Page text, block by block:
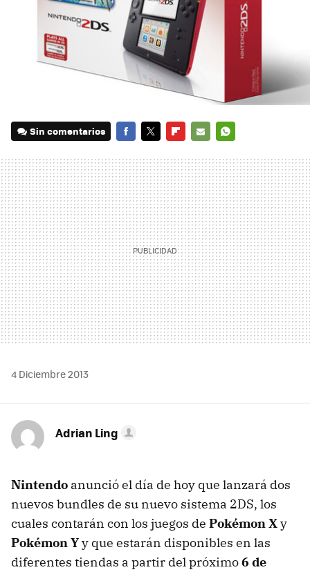
Sin comentarios
MAIL
4 Diciembre 2013
Adrian Ling
Nintendo anunció el día de hoy que lanzará dos
nuevos bundles de su nuevo sistema 2DS, los
cuales contarán con los juegos de Pokémon Xy
Pokémon Yy que estarán disponibles en las
diferentes tiendas a partir del próximo6 de